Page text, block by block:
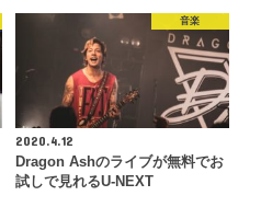
音楽
2020.4.12
Dragon Ashのライブが無料でお
試しで見れるU-NEXT